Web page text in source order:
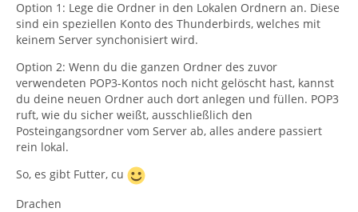
Option 1: Lege die Ordner in den Lokalen Ordnern an. Diese
sind ein speziellen Konto des Thunderbirds, welches mit
keinem Server synchonisiert wird.
Option 2: Wenn du die ganzen Ordner des zuvor
verwendeten POP3-Kontos noch nicht gelöscht hast, kannst
du deine neuen Ordner auch dort anlegen und füllen. POP3
ruft, wie du sicher weißt, ausschließlich den
Posteingangsordner vom Server ab, alles andere passiert
rein lokal.
So, es gibt Futter, cu
Drachen